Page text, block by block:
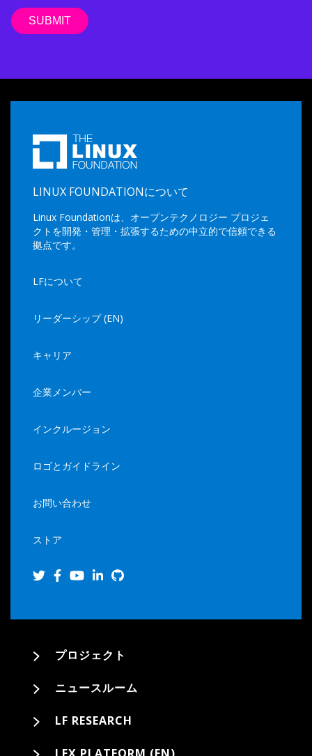
LINUX FOUNDATIONについて
Linux Foundationは、オープンテクノロジー プロジェ
クトを開発・管理・拡張するための中立的で信頼できる
拠点です。
LFについて
リーダーシップ (EN)
キャリア
企業メンバー
インクルージョン
ロゴとガイドライン
お問い合わせ
ストア
プロジェクト
ニュースルーム
LF RESEARCH